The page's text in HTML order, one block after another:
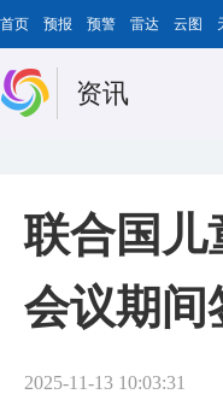
首页 预报 预警 雷达 云图
资讯
联合国儿
会议期间
2025-11-13 10:03:31